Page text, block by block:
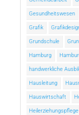
Gesundheitswesen
Grafik
Grundschule
Hamburg
handwerkliche
Hausleitung
Hauswirtschaft
Heilerziehungspflege